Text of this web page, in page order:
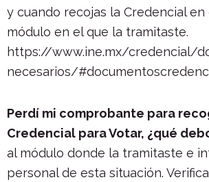
y cuando recojas la Credencial en
módulo en el que la tramitaste.
https://www.ine.mx/credencial/
necesarios/
Perdí mi comprobante para
Credencial para Votar, ¿qué
al módulo donde la tramitaste e
personal de esta situación.